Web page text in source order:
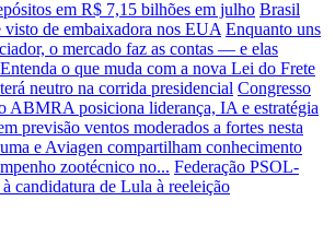
em R$ 7,15 bilhões em julho Brasil
visto de embaixadora nos EUA Enquanto uns
o mercado faz as contas — e elas
Entenda o que muda com a nova Lei do Frete
neutro na corrida presidencial Congresso
ABMRA posiciona liderança, IA e estratégia
previsão ventos moderados a fortes nesta
e Aviagen compartilham conhecimento
zootécnico no... Federação PSOL-
candidatura de Lula à reeleição